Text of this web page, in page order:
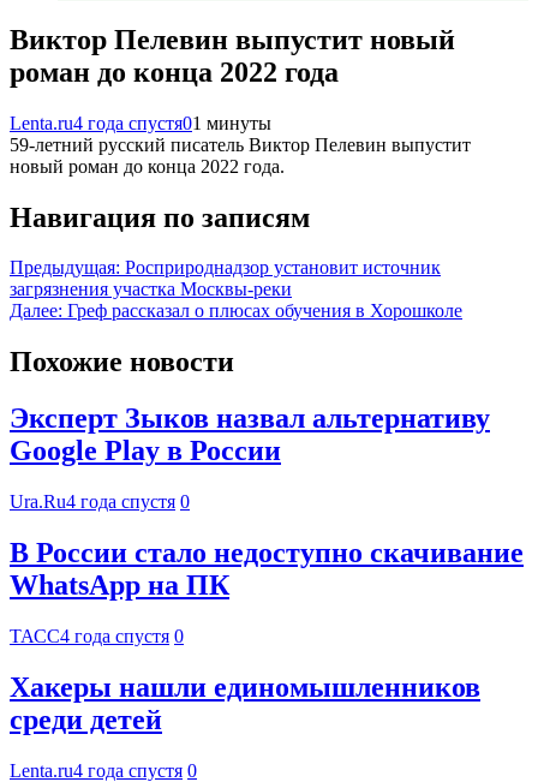
Виктор Пелевин выпустит новый
роман до конца 2022 года
Lenta.ru4 года спустя01 минуты
59-летний русский писатель Виктор Пелевин выпустит
новый роман до конца 2022 года.
Навигация по записям
Предыдущая: Росприроднадзор установит источник
загрязнения участка Москвы-реки
Далее: Греф рассказал о плюсах обучения в Хорошколе
Похожие новости
Эксперт Зыков назвал альтернативу
Google Play в России
Ura.Ru4 года спустя 0
В России стало недоступно скачивание
WhatsApp на ПК
ТАСС4 года спустя 0
Хакеры нашли единомышленников
среди детей
Lenta.ru4 года спустя 0